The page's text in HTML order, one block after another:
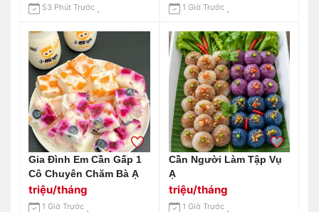
53 Phút Trước 1 Giờ Trước
Gia Đình Em Cần Gấp 1
Cô Chuyên Chăm Bà Ạ
triệu/tháng
1 Giờ Trước
Cần Người Làm Tập Vụ
Ạ
triệu/tháng
1 Giờ Trước